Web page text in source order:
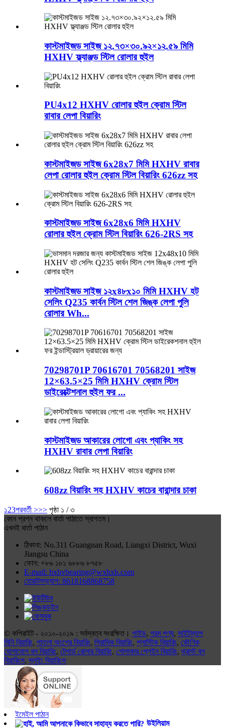
কাস্টমাইজড সাইজ ১২.৭৩×৩০.৯২×১২.৫৯ মিমি
HXHV ফ্ল্যাঞ্জড স্টিল রোলার হুইল
PU4x12 HXHV রোলার হুইল ক্রোম স্টিল
রাবার লেপা বিয়ারিং
কাস্টমাইজড সাইজ 6x28x7 মিমি HXHV রাবার
লেপা রোলার হুইল ক্রোম স্টিল বিয়ারিং 626zz সহ
কাস্টমাইজড সাইজ 6x28x6 মিমি HXHV
রোলার হুইল ক্রোম স্টিল বিয়ারিং 626-2RS সহ
কাস্টমাইজড সাইজ ১২x৪৮x১০ মিমি HXHV হট
সেলিং Q235 কার্বন স্টিল শেল জিঙ্ক লেপা পুলি
রোলার Wh...
70298701P 70616701 70568201 সাইজ
12×63.5×25 মিমি HXHV ক্রোম স্টিল
ডাইরেক্টেশনাল হুইল ফর ...
কাস্টমাইজড আকারের লোগো এবং প্যাকিং সহ
HXHV রাবার লেপা বিয়ারিং
608zz বিয়ারিং সহ HXHV কাচের বারান্দার চাকা
১23পরবর্তী >>> পৃষ্ঠা ১ / ৩
কোন প্রশ্ন থাকলে বার্তা পাঠাতে স্বাগতম।
এখনই বার্তা পাঠান
ঠিকানা: No.311 Guangnan Road, Liangxi District, Wuxi
Jiangsu China
ফোন: +৮৬ ১৮১ ৬৮৮৬ ৮৭৫৮
E-mail: hxhvbearing@wxhxh.com
হোয়াটসঅ্যাপ: 8618168868758
© কপিরাইট - ২০১০-২০১৯ : সর্বস্বত্ব সংরক্ষিত। গাইড, গরম পণ্য, সাইটম্যাপ
মিনি বিয়ারিং, পাতলা অংশের বিয়ারিং, সিরামিক বিয়ারিং, প্লাস্টিক বিয়ারিং, কৌণিক
যোগাযোগ বল বিয়ারিং, টেপার্ড রোলার বিয়ারিং, গোলাকার প্লেইন বিয়ারিং, থ্রাস্ট বল
বিয়ারিংস,স্লুইং বিয়ারিংস
ইমেইল পাঠান
উইলিয়াম